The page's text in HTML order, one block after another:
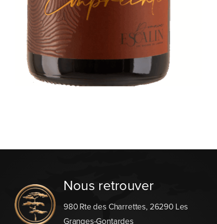
Nous retrouver
980 Rte des Charrettes, 26290 Les
Granges-Gontardes